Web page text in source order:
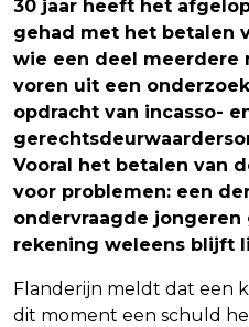
30 jaar heeft het
gehad met het betalen
wie een deel meerdere
voren uit een
opdracht van incasso-
Vooral het betalen van
voor problemen: een
ondervraagde
rekening weleens blijft
Flanderijn meldt dat een
dit moment een schuld